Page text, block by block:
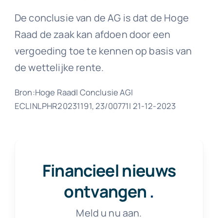
De conclusie van de AG is dat de Hoge
Raad de zaak kan afdoen door een
vergoeding toe te kennen op basis van
de wettelijke rente.
Bron:Hoge Raad| Conclusie AG|
ECLINLPHR20231191, 23/00771| 21-12-2023
Financieel nieuws
ontvangen .
Meld u nu aan.